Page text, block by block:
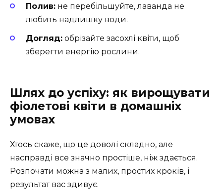
Полив: не перебільшуйте, лаванда не
любить надлишку води.
Догляд: обрізайте засохлі квіти, щоб
зберегти енергію рослини.
Шлях до успіху: як вирощувати
фіолетові квіти в домашніх
умовах
Хтось скаже, що це доволі складно, але
насправді все значно простіше, ніж здається.
Розпочати можна з малих, простих кроків, і
результат вас здивує.